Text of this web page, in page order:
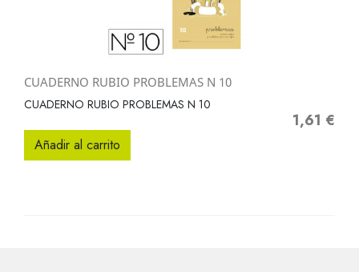
CUADERNO RUBIO PROBLEMAS N 10
CUADERNO RUBIO PROBLEMAS N 10
Precio
1,61 €
Añadir al carrito